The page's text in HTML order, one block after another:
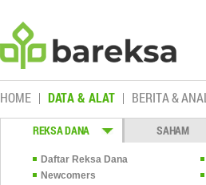
HOME DATA & ALAT BERITA &
REKSA DANA SAHAM
Daftar Reksa Dana
Newcomers